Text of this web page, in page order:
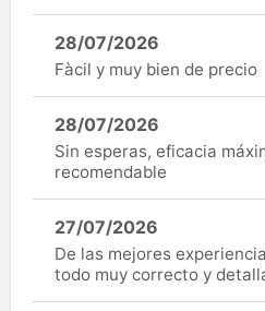
28/07/2026
Fàcil y muy bien de precio
28/07/2026
Sin esperas, eficacia
recomendable
27/07/2026
De las mejores
todo muy correcto y